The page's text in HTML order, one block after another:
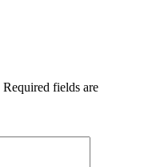
Required fields are